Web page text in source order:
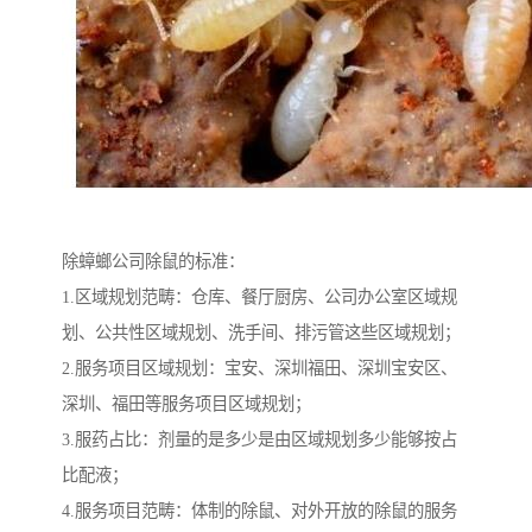
除蟑螂公司除鼠的标准：
1.区域规划范畴：仓库、餐厅厨房、公司办公室区域规
划、公共性区域规划、洗手间、排污管这些区域规划；
2.服务项目区域规划：宝安、深圳福田、深圳宝安区、
深圳、福田等服务项目区域规划；
3.服药占比：剂量的是多少是由区域规划多少能够按占
比配液；
4.服务项目范畴：体制的除鼠、对外开放的除鼠的服务